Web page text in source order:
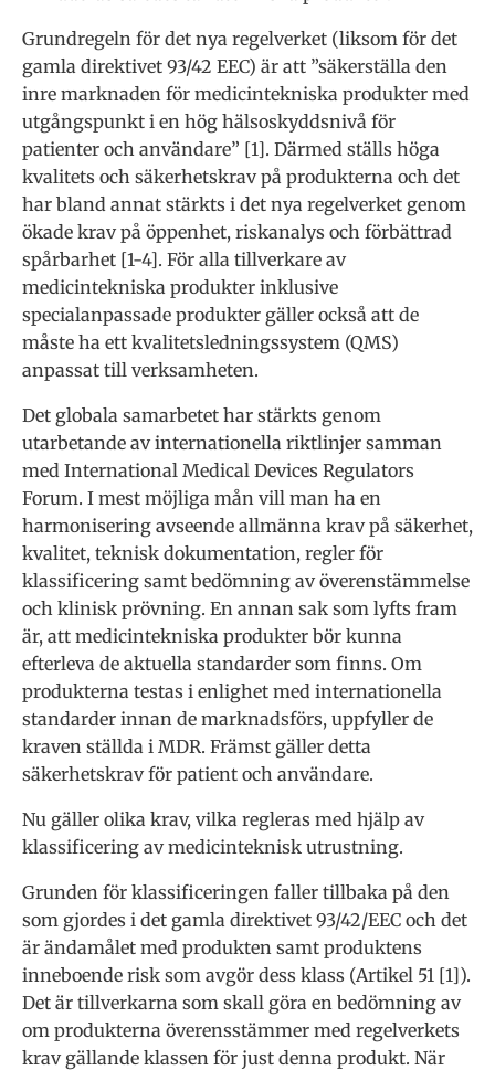
Grundregeln för det nya regelverket (liksom för det
gamla direktivet 93/42 EEC) är att ”säkerställa den
inre marknaden för medicintekniska produkter med
utgångspunkt i en hög hälsoskyddsnivå för
patienter och användare” [1]. Därmed ställs höga
kvalitets och säkerhetskrav på produkterna och det
har bland annat stärkts i det nya regelverket genom
ökade krav på öppenhet, riskanalys och förbättrad
spårbarhet [1-4]. För alla tillverkare av
medicintekniska produkter inklusive
specialanpassade produkter gäller också att de
måste ha ett kvalitetsledningssystem (QMS)
anpassat till verksamheten.
Det globala samarbetet har stärkts genom
utarbetande av internationella riktlinjer samman
med International Medical Devices Regulators
Forum. I mest möjliga mån vill man ha en
harmonisering avseende allmänna krav på säkerhet,
kvalitet, teknisk dokumentation, regler för
klassificering samt bedömning av överenstämmelse
och klinisk prövning. En annan sak som lyfts fram
är, att medicintekniska produkter bör kunna
efterleva de aktuella standarder som finns. Om
produkterna testas i enlighet med internationella
standarder innan de marknadsförs, uppfyller de
kraven ställda i MDR. Främst gäller detta
säkerhetskrav för patient och användare.
Nu gäller olika krav, vilka regleras med hjälp av
klassificering av medicinteknisk utrustning.
Grunden för klassificeringen faller tillbaka på den
som gjordes i det gamla direktivet 93/42/EEC och det
är ändamålet med produkten samt produktens
inneboende risk som avgör dess klass (Artikel 51 [1]).
Det är tillverkarna som skall göra en bedömning av
om produkterna överensstämmer med regelverkets
krav gällande klassen för just denna produkt. När